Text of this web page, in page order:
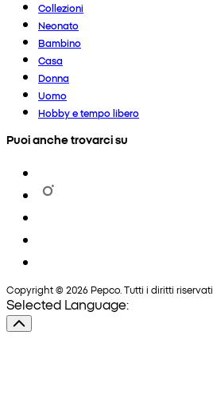
Collezioni
Neonato
Bambino
Casa
Donna
Uomo
Hobby e tempo libero
Puoi anche trovarci su
Copyright © 2026 Pepco. Tutti i diritti riservati.
Selected Language: